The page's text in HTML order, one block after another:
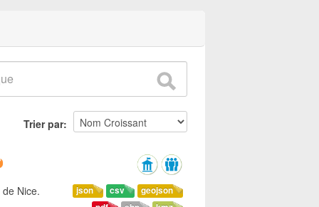
Trier par
geojson
csv
json
Nice.